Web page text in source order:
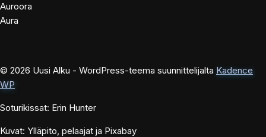
Auroora
Aura
© 2026 Uusi Alku - WordPress-teema suunnittelijalta Kadence
WP
Soturikissat: Erin Hunter
Kuvat: Ylläpito, pelaajat ja Pixabay